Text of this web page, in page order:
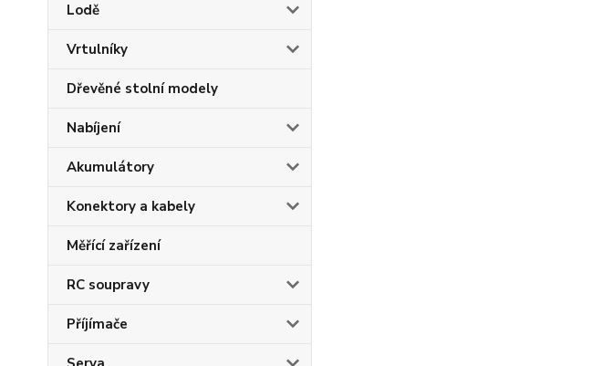
Lodě
Vrtulníky
Dřevěné stolní modely
Nabíjení
Akumulátory
Konektory a kabely
Měřící zařízení
RC soupravy
Příjímače